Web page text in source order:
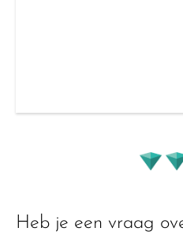
Heb je een vraag